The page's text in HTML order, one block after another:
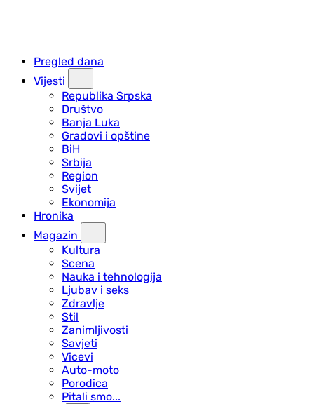
Pregled dana
Vijesti
Republika Srpska
Društvo
Banja Luka
Gradovi i opštine
BiH
Srbija
Region
Svijet
Ekonomija
Hronika
Magazin
Kultura
Scena
Nauka i tehnologija
Ljubav i seks
Zdravlje
Stil
Zanimljivosti
Savjeti
Vicevi
Auto-moto
Porodica
Pitali smo...